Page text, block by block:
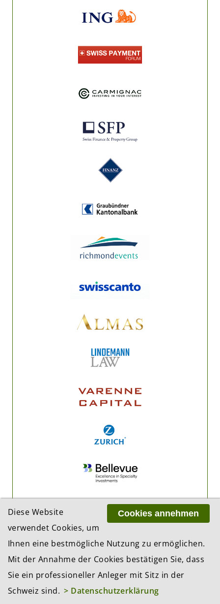
Cookies annehmen
Diese Website
verwendet Cookies, um
Ihnen eine bestmögliche Nutzung zu ermöglichen.
Mit der Annahme der Cookies bestätigen Sie, dass
Sie ein professioneller Anleger mit Sitz in der
Schweiz sind. > Datenschutzerklärung